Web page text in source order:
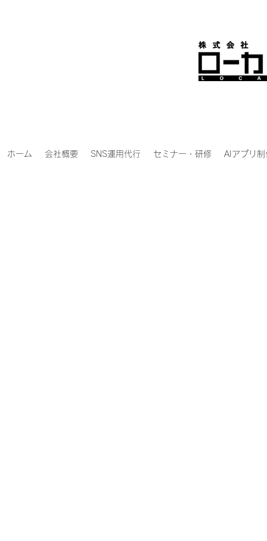
ホーム 会社概要 SNS運用代行 セミナー・研修 AIアプリ制